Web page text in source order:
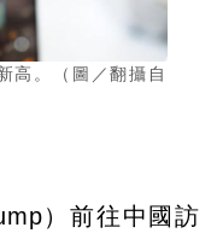
高。（圖／翻攝自
）前往中國訪